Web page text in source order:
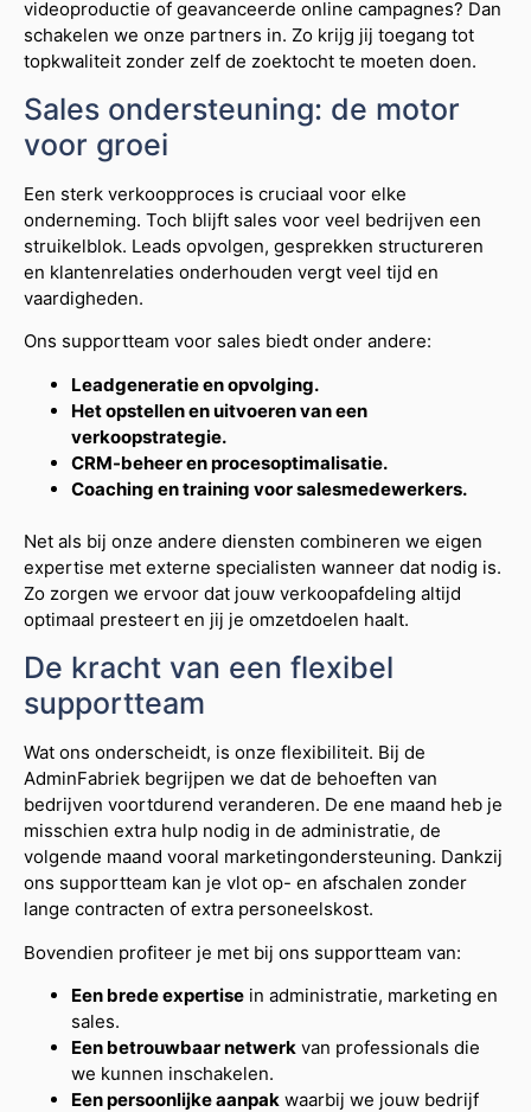
videoproductie of geavanceerde online campagnes? Dan
schakelen we onze partners in. Zo krijg jij toegang tot
topkwaliteit zonder zelf de zoektocht te moeten doen.
Sales ondersteuning: de motor
voor groei
Een sterk verkoopproces is cruciaal voor elke
onderneming. Toch blijft sales voor veel bedrijven een
struikelblok. Leads opvolgen, gesprekken structureren
en klantenrelaties onderhouden vergt veel tijd en
vaardigheden.
Ons supportteam voor sales biedt onder andere:
Leadgeneratie en opvolging.
Het opstellen en uitvoeren van een
verkoopstrategie.
CRM-beheer en procesoptimalisatie.
Coaching en training voor salesmedewerkers.
Net als bij onze andere diensten combineren we eigen
expertise met externe specialisten wanneer dat nodig is.
Zo zorgen we ervoor dat jouw verkoopafdeling altijd
optimaal presteert en jij je omzetdoelen haalt.
De kracht van een flexibel
supportteam
Wat ons onderscheidt, is onze flexibiliteit. Bij de
AdminFabriek begrijpen we dat de behoeften van
bedrijven voortdurend veranderen. De ene maand heb je
misschien extra hulp nodig in de administratie, de
volgende maand vooral marketingondersteuning. Dankzij
ons supportteam kan je vlot op- en afschalen zonder
lange contracten of extra personeelskost.
Bovendien profiteer je met bij ons supportteam van:
Een brede expertise in administratie, marketing en
sales.
Een betrouwbaar netwerk van professionals die
we kunnen inschakelen.
Een persoonlijke aanpak waarbij we jouw bedrijf